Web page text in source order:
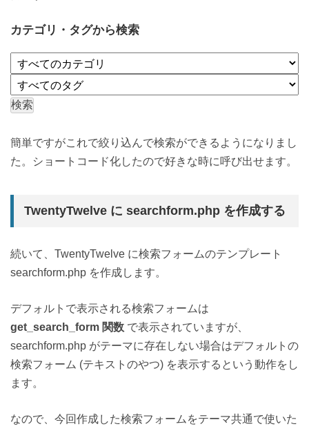
カテゴリ・タグから検索
簡単ですがこれで絞り込んで検索ができるようになりまし
た。ショートコード化したので好きな時に呼び出せます。
TwentyTwelve に searchform.php を作成する
続いて、TwentyTwelve に検索フォームのテンプレート
searchform.php を作成します。
デフォルトで表示される検索フォームは
get_search_form 関数 で表示されていますが、
searchform.php がテーマに存在しない場合はデフォルトの
検索フォーム (テキストのやつ) を表示するという動作をし
ます。
なので、今回作成した検索フォームをテーマ共通で使いた